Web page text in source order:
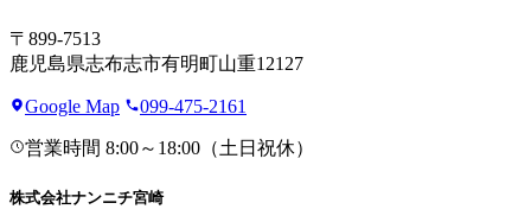
〒899-7513
鹿児島県志布志市有明町山重12127
Google Map 099-475-2161
営業時間 8:00～18:00（土日祝休）
株式会社ナンニチ宮崎